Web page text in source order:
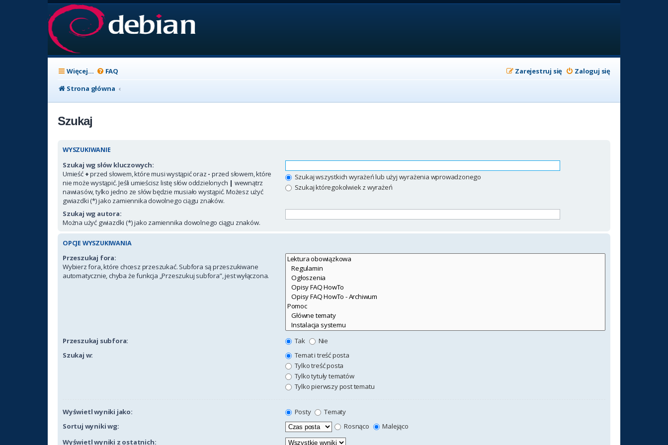
Więcej… FAQ Zaloguj się
Zarejestruj się
Strona główna
Szukaj
WYSZUKIWANIE
Szukaj wg słów kluczowych:
Umieść +przed słowem, które musi wystąpić oraz - przed słowem, które
nie może wystąpić. Jeśli umieścisz listę słów oddzielonych | wewnątrz
nawiasów, tylko jedno ze słów będzie musiało wystąpić. Możesz użyć
gwiazdki (*) jako zamiennika dowolnego ciągu znaków.
Szukaj wszystkich wyrażeń lub użyj wyrażenia wprowadzonego
Szukaj któregokolwiek z wyrażeń
Szukaj wg autora:
Można użyć gwiazdki (*) jako zamiennika dowolnego ciągu znaków.
OPCJE WYSZUKIWANIA
Przeszukaj fora:
Wybierz fora, które chcesz przeszukać. Subfora są przeszukiwane
automatycznie, chyba że funkcja „Przeszukuj subfora”, jest wyłączona.
Przeszukaj subfora: Tak
Nie
Szukaj w:
Temat i treść posta
Tylko treść posta
Tylko tytuły tematów
Tylko pierwszy post tematu
Wyświetl wyniki jako: Posty
Tematy
Sortuj wyniki wg:
Rosnąco
Malejąco
Wyświetl wyniki z ostatnich: